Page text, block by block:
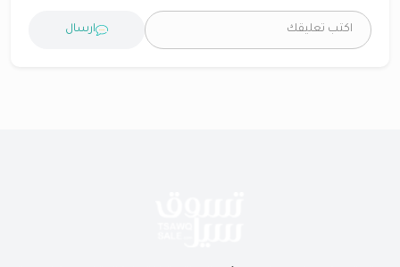
ارسال